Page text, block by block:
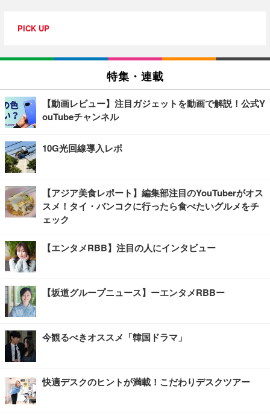
PICK UP
特集・連載
【動画レビュー】注目ガジェットを動画で解説！公式Y
ouTubeチャンネル
10G光回線導入レポ
【アジア美食レポート】編集部注目のYouTuberがオス
スメ！タイ・バンコクに行ったら食べたいグルメをチ
ェック
【エンタメRBB】注目の人にインタビュー
【坂道グループニュース】ーエンタメRBBー
今観るべきオススメ「韓国ドラマ」
快適デスクのヒントが満載！こだわりデスクツアー